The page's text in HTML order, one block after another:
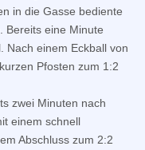
in die Gasse bediente
Bereits eine Minute
Nach einem Eckball von
Pfosten zum 1:2
zwei Minuten nach
einem schnell
Abschluss zum 2:2